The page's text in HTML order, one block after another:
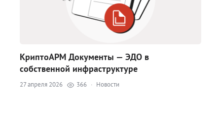
КриптоАРМ Документы — ЭДО в
собственной инфраструктуре
27 апреля 2026 366 · Новости